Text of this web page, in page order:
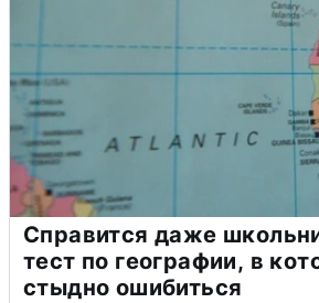
Справится даже
тест по географии, в
стыдно ошибиться